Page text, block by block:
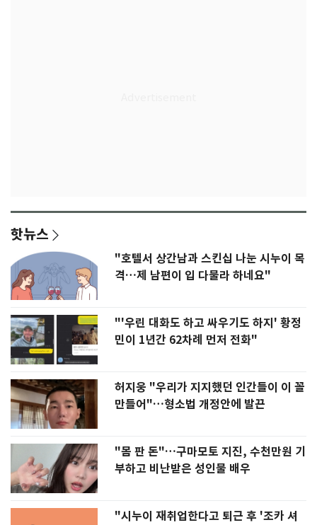
핫뉴스
"호텔서 상간남과 스킨십 나눈 시누이 목
격…제 남편이 입 다물라 하네요"
"'우린 대화도 하고 싸우기도 하지' 황정
민이 1년간 62차례 먼저 전화"
허지웅 "우리가 지지했던 인간들이 이 꼴
만들어"…형소법 개정안에 발끈
"몸 판 돈"…구마모토 지진, 수천만원 기
부하고 비난받은 성인물 배우
"시누이 재취업한다고 퇴근 후 '조카 셔